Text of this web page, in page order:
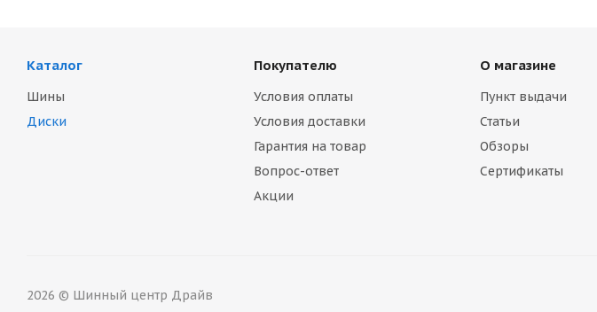
Каталог
Шины
Диски
Покупателю
Условия оплаты
Условия доставки
Гарантия на товар
Вопрос-ответ
Акции
О магазине
Пункт выдачи
Статьи
Обзоры
Сертификаты
2026 © Шинный центр Драйв